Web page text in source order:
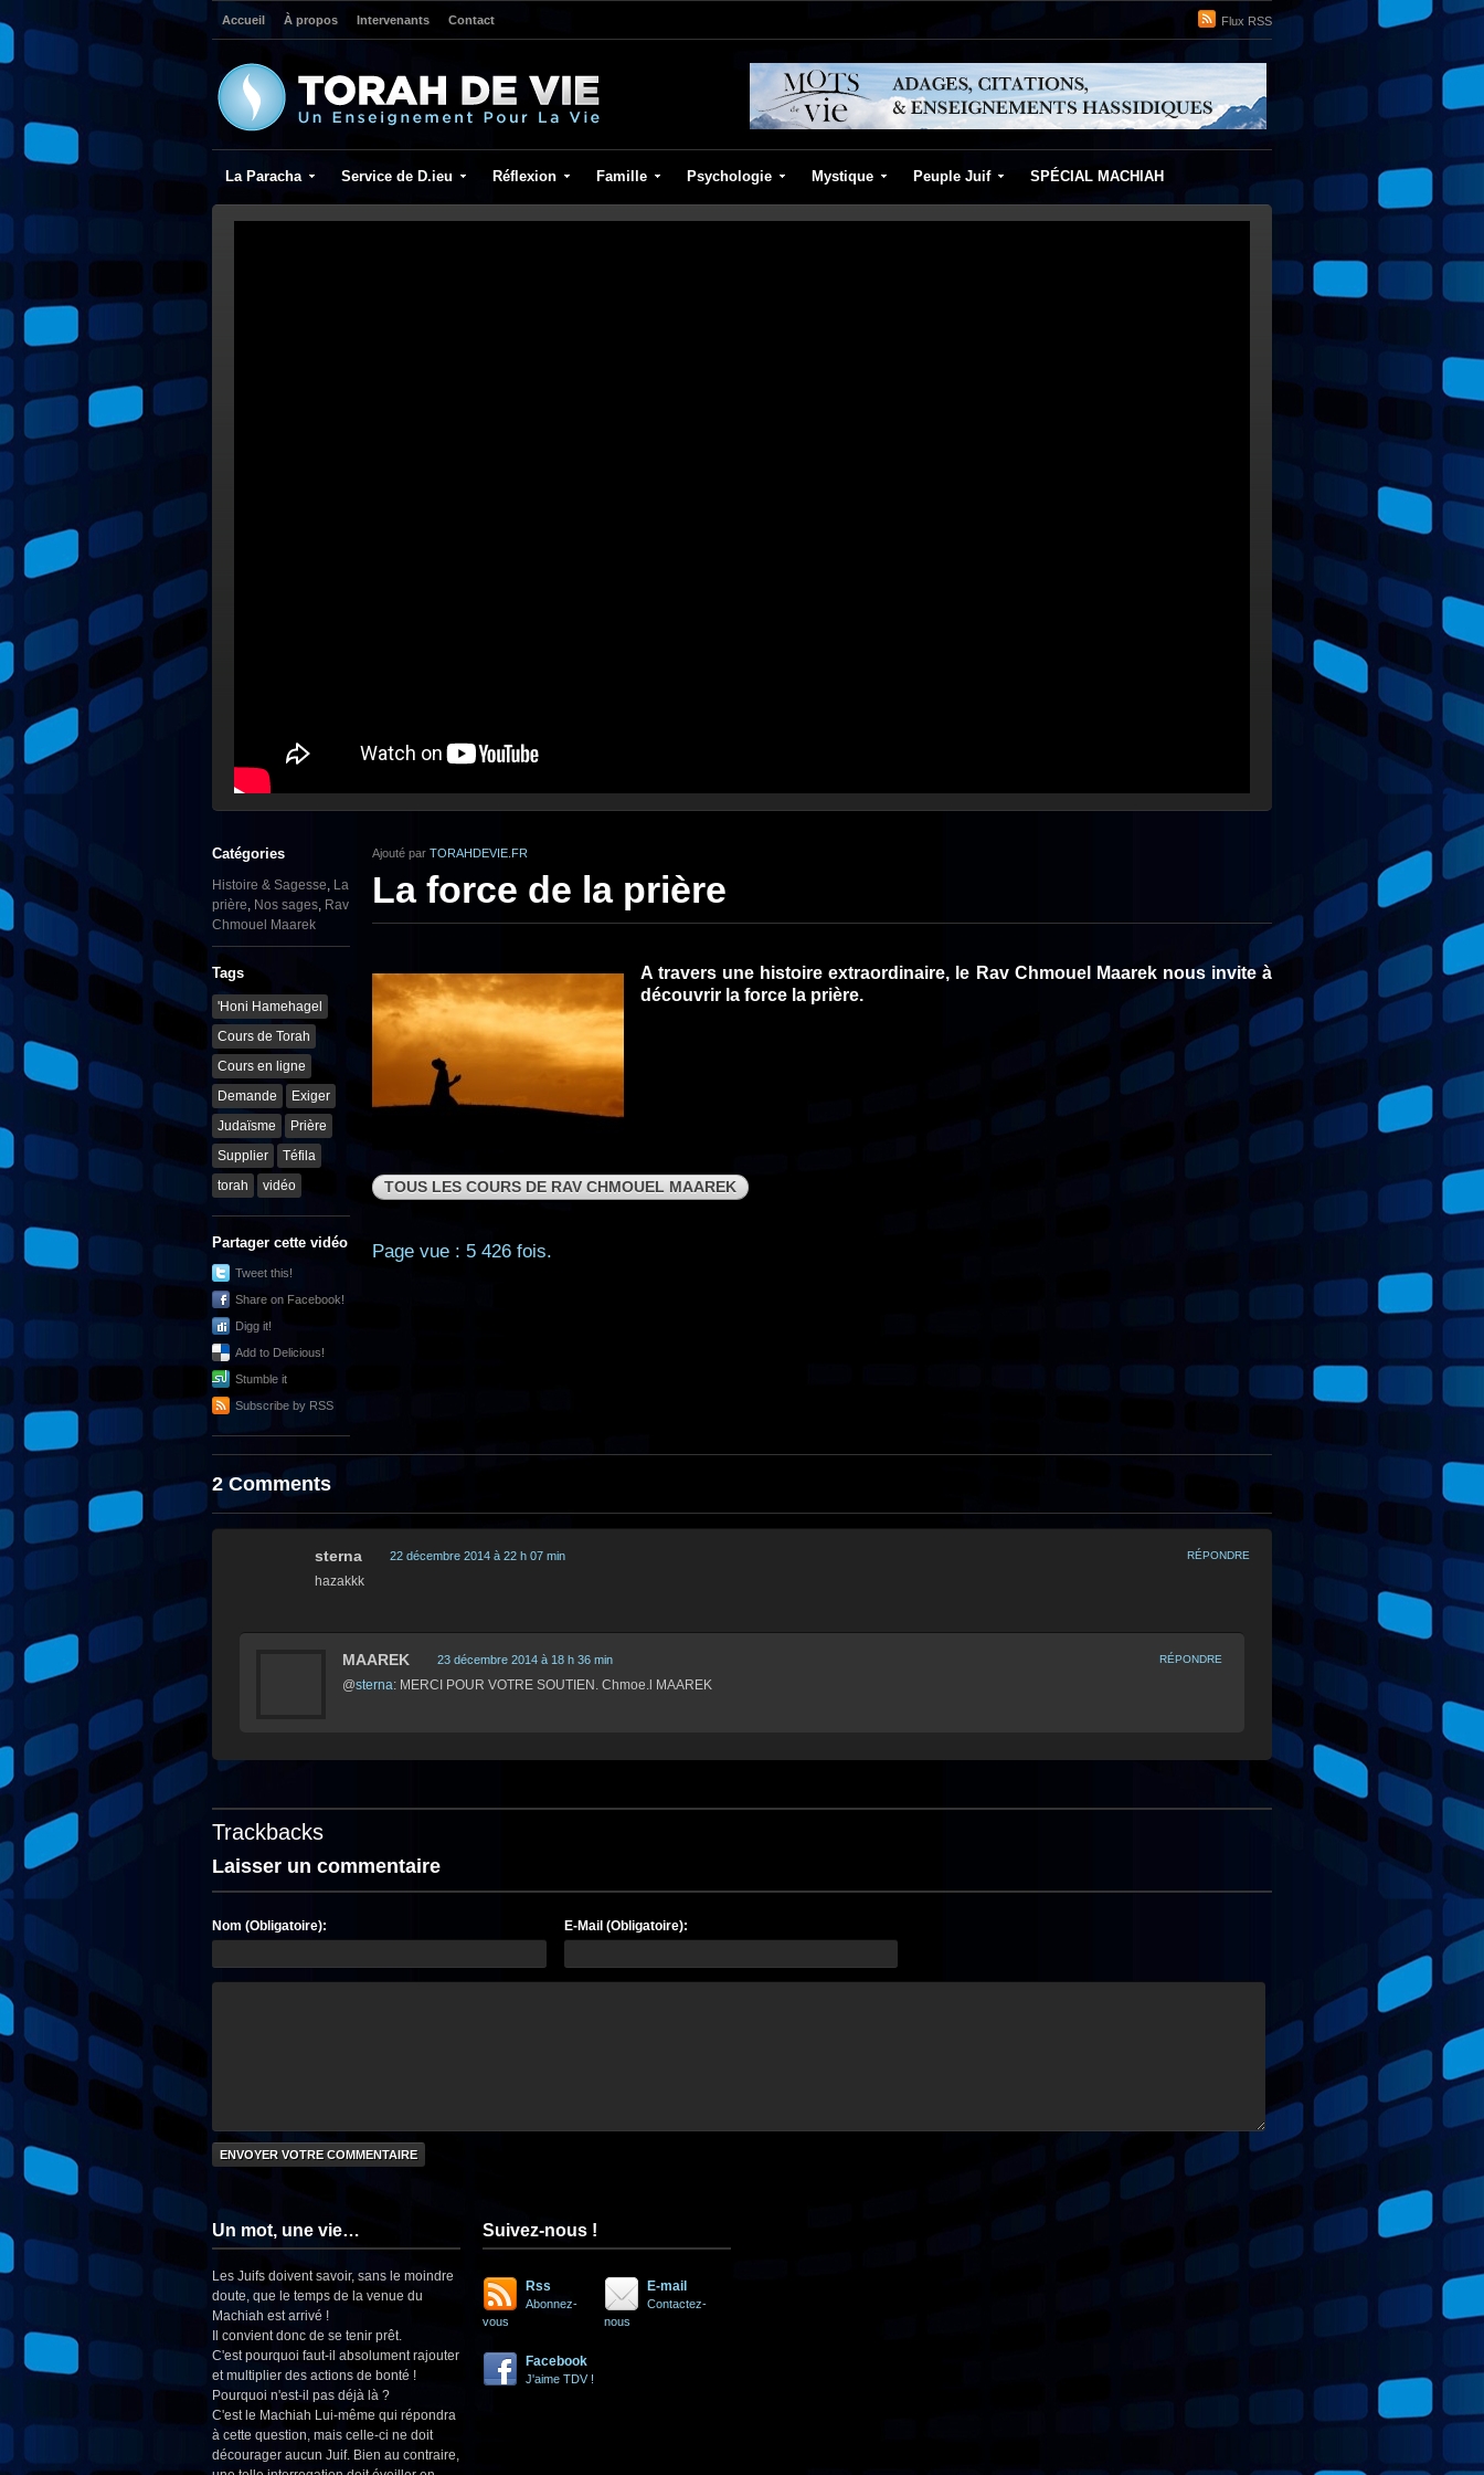
Flux RSS
Accueil À propos Intervenants Contact
La Paracha Service de D.ieu Réflexion Famille Psychologie Mystique Peuple Juif SPÉCIAL MACHIAH
Catégories
Histoire & Sagesse, La
prière, Nos sages, Rav
Chmouel Maarek
Tags
'Honi Hamehagel
Cours de Torah
Cours en ligne
Demande
Exiger
Judaïsme
Prière
Supplier
Téfila
torah
vidéo
Partager cette vidéo
Tweet this!
Share on Facebook!
Digg it!
Add to Delicious!
Stumble it
Subscribe by RSS
Ajouté par TORAHDEVIE.FR
La force de la prière
A travers une histoire extraordinaire, le Rav Chmouel Maarek nous invite à
découvrir la force la prière.
TOUS LES COURS DE RAV CHMOUEL MAAREK
Page vue : 5 426 fois.
2 Comments
sterna 22 décembre 2014 à 22 h 07 min
hazakkk
RÉPONDRE
MAAREK 23 décembre 2014 à 18 h 36 min
@sterna: MERCI POUR VOTRE SOUTIEN. Chmoe.l MAAREK
RÉPONDRE
Trackbacks
Laisser un commentaire
Nom (Obligatoire): E-Mail (Obligatoire):
Un mot, une vie…
Les Juifs doivent savoir, sans le moindre
doute, que le temps de la venue du
Machiah est arrivé !
Il convient donc de se tenir prêt.
C'est pourquoi faut-il absolument rajouter
et multiplier des actions de bonté !
Pourquoi n'est-il pas déjà là ?
C'est le Machiah Lui-même qui répondra
à cette question, mais celle-ci ne doit
décourager aucun Juif. Bien au contraire,
Suivez-nous !
Rss
Abonnez-
vous
E-mail
Contactez-
nous
Facebook
J'aime TDV !